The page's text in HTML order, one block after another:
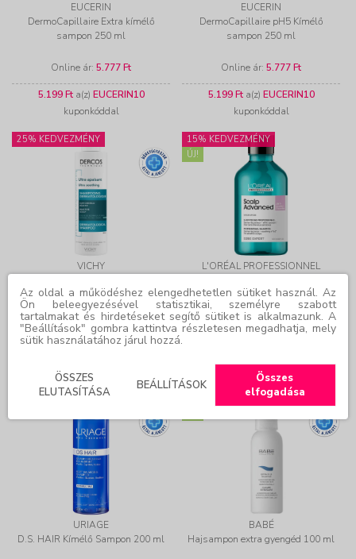
EUCERIN
DermoCapillaire Extra kímélő
sampon 250 ml
Online ár: 5.777 Ft
5.199 Fta(z) EUCERIN10
kuponkóddal
EUCERIN
DermoCapillaire pH5 Kímélő
sampon 250 ml
Online ár: 5.777 Ft
5.199 Fta(z) EUCERIN10
kuponkóddal
25% KEDVEZMÉNY
VICHY
érzékeny fejbőrre normál vagy zsíros
hajra 200 ml
Online ár:7.146 Ft
15% KEDVEZMÉNY
ÚJ!
L'ORÉAL PROFESSIONNEL
Dermo-regulator fejbőrállapot
szabályozó sampon (300 ml)
Online ár:7.076 Ft
kuponkóddal
25% KEDVEZMÉNY
URIAGE
D.S. HAIR Kímélő Sampon 200 ml
25% KEDVEZMÉNY
BABÉ
Hajsampon extra gyengéd 100 ml
Az oldal a működéshez elengedhetetlen sütiket használ. Az
Ön beleegyezésével statisztikai, személyre szabott
tartalmakat és hirdetéseket segítő sütiket is alkalmazunk. A
"Beállítások" gombra kattintva részletesen megadhatja, mely
sütik használatához járul hozzá.
ÖSSZES
ELUTASÍTÁSA
BEÁLLÍTÁSOK
Összes
elfogadása